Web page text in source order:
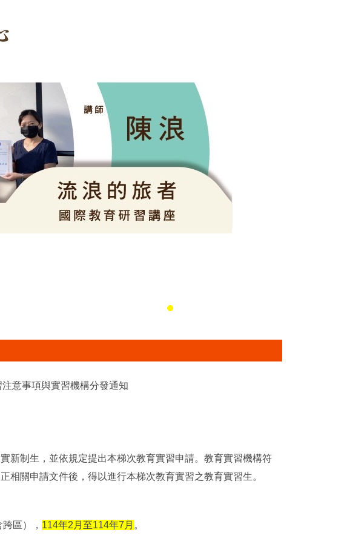
意事項與實習機構分發通知
新制生，並依規定提出本梯次教育實習申請。教育實習機構符
相關申請文件後，得以進行本梯次教育實習之教育實習生。
區）， 114年2月至114年7月 。